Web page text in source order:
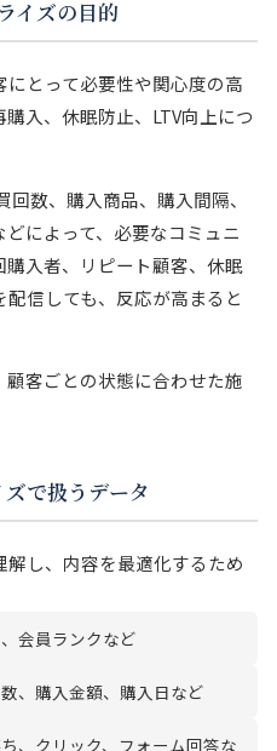
イズの目的
とって必要性や関心度の高
入、休眠防止、LTV向上につ
数、購入商品、購入間隔、
によって、必要なコミュニ
入者、リピート顧客、休眠
信しても、反応が高まると
客ごとの状態に合わせた施
で扱うデータ
し、内容を最適化するため
会員ランクなど
、購入金額、購入日など
、クリック、フォーム回答な